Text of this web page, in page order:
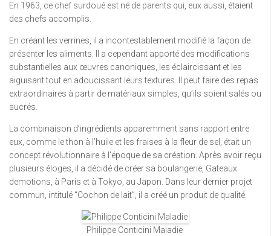
En 1963, ce chef surdoué est né de parents qui, eux aussi, étaient
des chefs accomplis.
En créant les verrines, il a incontestablement modifié la façon de
présenter les aliments. Il a cependant apporté des modifications
substantielles aux œuvres canoniques, les éclaircissant et les
aiguisant tout en adoucissant leurs textures. Il peut faire des repas
extraordinaires à partir de matériaux simples, qu’ils soient salés ou
sucrés.
La combinaison d’ingrédients apparemment sans rapport entre
eux, comme le thon à l’huile et les fraises à la fleur de sel, était un
concept révolutionnaire à l’époque de sa création. Après avoir reçu
plusieurs éloges, il a décidé de créer sa boulangerie, Gateaux
demotions, à Paris et à Tokyo, au Japon. Dans leur dernier projet
commun, intitulé “Cochon de lait”, il a créé un produit de qualité.
Philippe Conticini Maladie